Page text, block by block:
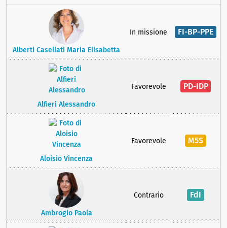
Alberti Casellati Maria Elisabetta
In missione FI-BP-PPE
Alfieri Alessandro
Favorevole PD-IDP
Aloisio Vincenza
Favorevole M5S
Ambrogio Paola
Contrario FdI